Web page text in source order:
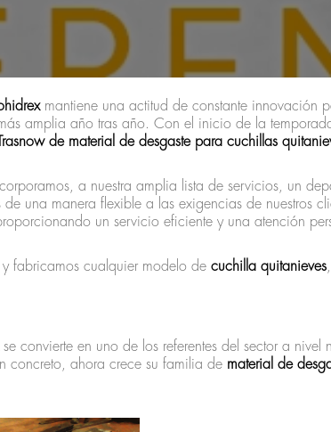
xmantiene una actitud de constante innovación
amplia año tras año. Con el inicio de la
snow de material de desgaste para cuchillas
a nuestra amplia lista de servicios, un
de una manera flexible a las exigencias de nuestros
un servicio eficiente y una atención
y fabricamos cualquier modelo de cuchilla quitanieves
se convierte en uno de los referentes del sector a
concreto, ahora crece su familia de material de